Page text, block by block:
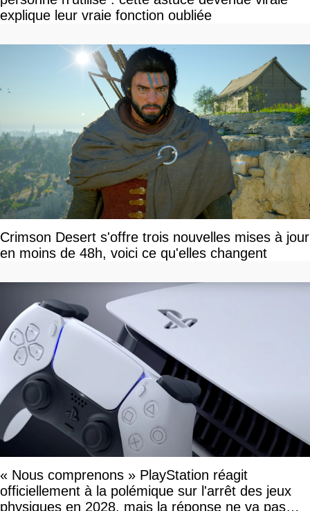
explique leur vraie fonction oubliée
Crimson Desert s'offre trois nouvelles mises à jour
en moins de 48h, voici ce qu'elles changent
« Nous comprenons » PlayStation réagit
officiellement à la polémique sur l'arrêt des jeux
physiques en 2028, mais la réponse ne va pas